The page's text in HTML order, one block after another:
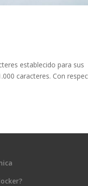
establecido para sus
caracteres. Con